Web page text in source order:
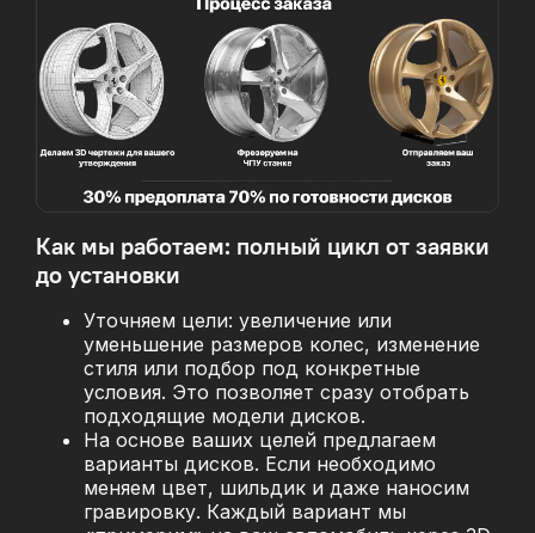
Как мы работаем: полный цикл от заявки
до установки
Уточняем цели: увеличение или
уменьшение размеров колес, изменение
стиля или подбор под конкретные
условия. Это позволяет сразу отобрать
подходящие модели дисков.
На основе ваших целей предлагаем
варианты дисков. Если необходимо
меняем цвет, шильдик и даже наносим
гравировку. Каждый вариант мы